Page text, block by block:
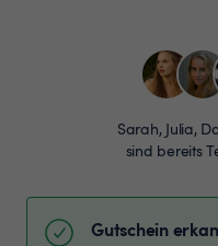
Sarah, Julia,
sind bereits
Gutschein